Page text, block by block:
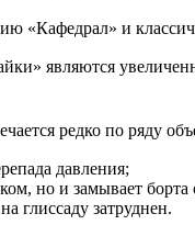
«Кафедрал» и
являются
редко по ряду
давления;
но и замывает борта
глиссаду затруднен.